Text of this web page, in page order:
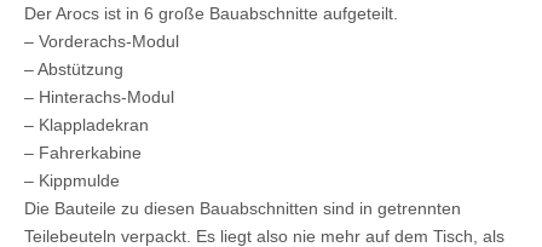
Der Arocs ist in 6 große Bauabschnitte aufgeteilt.
– Vorderachs-Modul
– Abstützung
– Hinterachs-Modul
– Klappladekran
– Fahrerkabine
– Kippmulde
Die Bauteile zu diesen Bauabschnitten sind in getrennten
Teilebeuteln verpackt. Es liegt also nie mehr auf dem Tisch, als